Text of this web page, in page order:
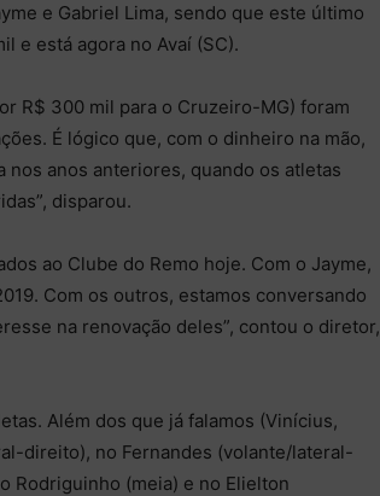
e Gabriel Lima, sendo que este último
e está agora no Avaí (SC).
R$ 300 mil para o Cruzeiro-MG) foram
É lógico que, com o dinheiro na mão,
anos anteriores, quando os atletas
disparou.
ao Clube do Remo hoje. Com o Jayme,
Com os outros, estamos conversando
na renovação deles”, contou o diretor,
Além dos que já falamos (Vinícius,
direito), no Fernandes (volante/lateral-
Rodriguinho (meia) e no Elielton